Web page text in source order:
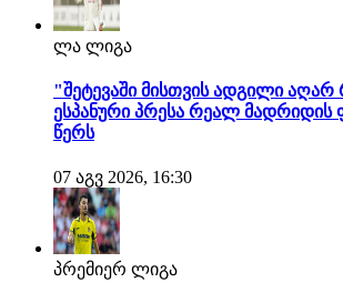
ლა ლიგა
"შეტევაში მისთვის ადგილი
ესპანური პრესა რეალ
წერს
07 აგვ 2026, 16:30
პრემიერ ლიგა